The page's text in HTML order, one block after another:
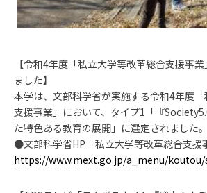
【令和4年度「私立大学等改革総合支援事
ました】
本学は、文部科学省が実施する令和4年度
支援事業」において、タイプ1「『
た特色ある教育の展開」に選定されました。
●文部科学省HP「私立大学等改革総合支援
https://www.mext.go.jp/a_menu/